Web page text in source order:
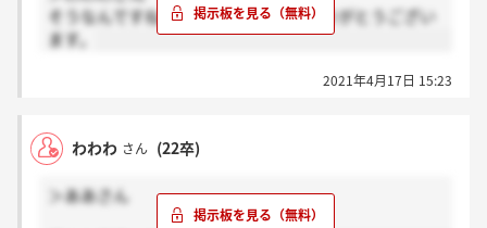
そうなんですね！教えてくださり、ありがとうござい
ます。
2021年4月17日 15:23
わわわ さん (22卒)
＞ああさん